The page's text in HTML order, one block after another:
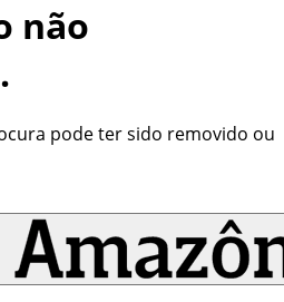
não
pode ter sido removido ou